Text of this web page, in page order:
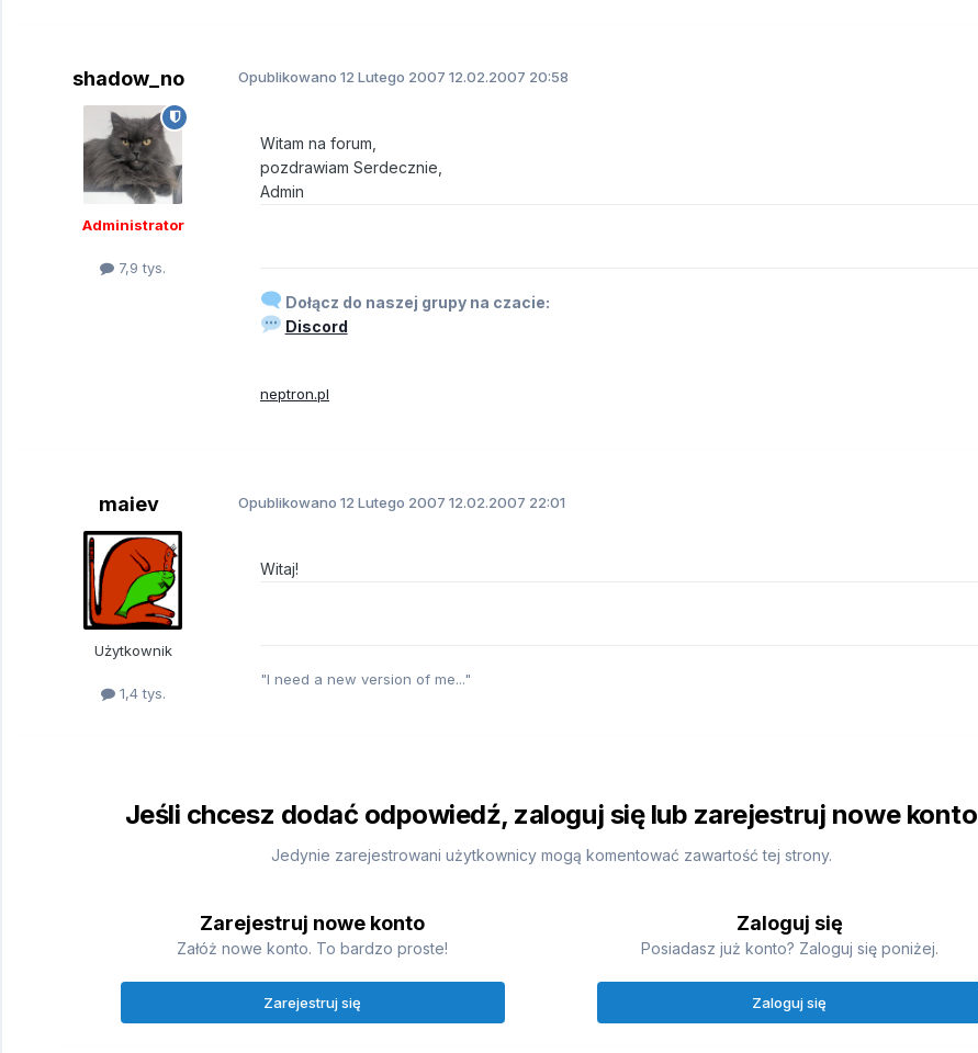
shadow_no
Administrator
7,9 tys.
Opublikowano 12 Lutego 2007 12.02.2007 20:58
Witam na forum,
pozdrawiam Serdecznie,
Admin
Dołącz do naszej grupy na czacie:
Discord
neptron.pl
maiev
Użytkownik
1,4 tys.
Opublikowano 12 Lutego 2007 12.02.2007 22:01
Witaj!
"I need a new version of me..."
Jeśli chcesz dodać odpowiedź, zaloguj się lub zarejestruj nowe konto
Jedynie zarejestrowani użytkownicy mogą komentować zawartość tej strony.
Zarejestruj nowe konto
Załóż nowe konto. To bardzo proste!
Zarejestruj się
Zaloguj się
Posiadasz już konto? Zaloguj się poniżej.
Zaloguj się